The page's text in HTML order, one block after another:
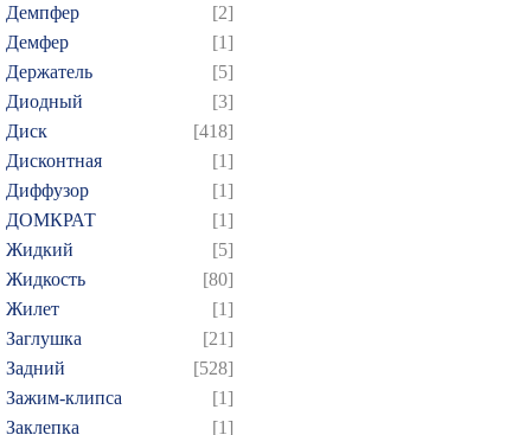
Демпфер
[2]
Демфер
[1]
Держатель
[5]
Диодный
[3]
Диск
[418]
Дисконтная
[1]
Диффузор
[1]
ДОМКРАТ
[1]
Жидкий
[5]
Жидкость
[80]
Жилет
[1]
Заглушка
[21]
Задний
[528]
Зажим-клипса
[1]
Заклепка
[1]